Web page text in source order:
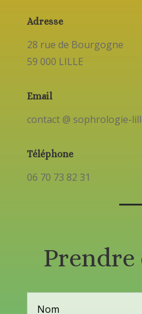
Adresse
28 rue de Bourgogne
59 000 LILLE
Email
contact @ sophrologie-
Téléphone
06 70 73 82 31
Prendre